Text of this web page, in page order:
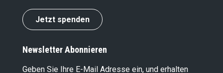
Jetzt spenden
Newsletter Abonnieren
Geben Sie Ihre E-Mail Adresse ein, und erhalten